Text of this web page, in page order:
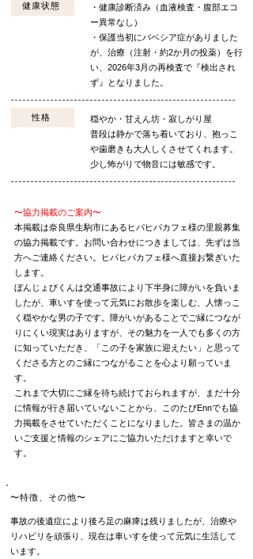
健康状態
・健康診断済み（血液検査・腹部エコ
ー異常なし）
・保護当初にバベシア症がありました
が、治療（注射・約2か月の投薬）を行
い、2026年3月の再検査で『検出され
ず』となりました。
性格
穏やか・甘えん坊・寂しがり屋
普段は静かで落ち着いており、抱っこ
や歯磨きも大人しくさせてくれます。
少し怖がりで物音には敏感です。
〜協力掲載のご案内〜
本掲載は奈良県生駒市にあるヒパヒパカフェ様の里親募集
の協力掲載です。 お問い合わせにつきましては、 先ずは当
方へご連絡ください。
ヒパヒパカフェ様へ直接お繋ぎいた
します。
ぼんじょびくんは交通事故により下半身に障がいを負いま
したが、車いすを使って元気にお散歩を楽しむ、人懐っこ
く穏やかな男の子です。 障がいがあることでご縁につなが
りにくい現実はありますが、その魅力を一人でも多くの方
に知っていただき、「この子を家族に迎えたい」と思って
くださる方とのご縁につながることを心より願っていま
す。
これまで大切にご縁を待ち続けておられますが、まだ十分
に情報が行き届いていないことから、このたびEnnでも協
力掲載をさせていただくことになりました。 皆さまの温か
いご支援と情報のシェアにご協力いただけますと幸いで
す。
〜特徴、その他〜
事故の後遺症により後ろ足の麻痺は残りましたが、治療や
リハビリを頑張り、現在は車いすを使って元気に生活して
います。